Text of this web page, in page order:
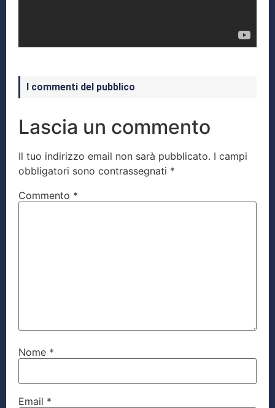
I commenti del pubblico
Lascia un commento
Il tuo indirizzo email non sarà pubblicato. I campi
obbligatori sono contrassegnati *
Commento *
Nome *
Email *